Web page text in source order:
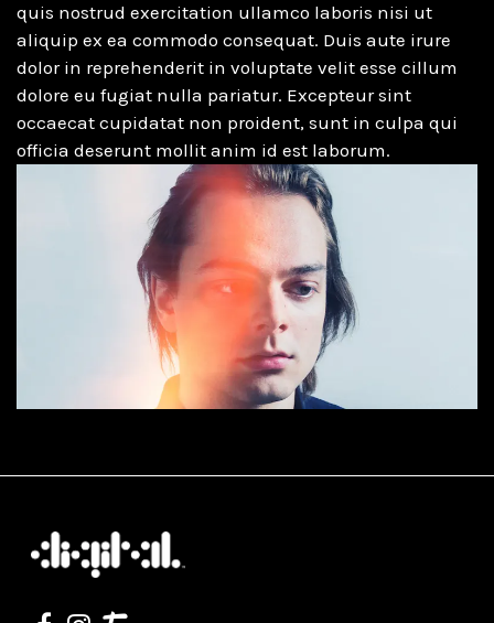
quis nostrud exercitation ullamco laboris nisi ut
aliquip ex ea commodo consequat. Duis aute irure
dolor in reprehenderit in voluptate velit esse cillum
dolore eu fugiat nulla pariatur. Excepteur sint
occaecat cupidatat non proident, sunt in culpa qui
officia deserunt mollit anim id est laborum.